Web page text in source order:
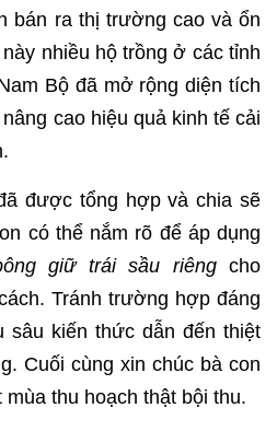
bán ra thị trường cao và ổn
nhiều hộ trồng ở các tỉnh
Bộ đã mở rộng diện tích
cao hiệu quả kinh tế cải
được tổng hợp và chia sẽ
có thể nắm rõ để áp dụng
giữ trái sầu riêngcho
Tránh trường hợp đáng
sâu kiến thức dẫn đến thiệt
Cuối cùng xin chúc bà con
thu hoạch thật bội thu.